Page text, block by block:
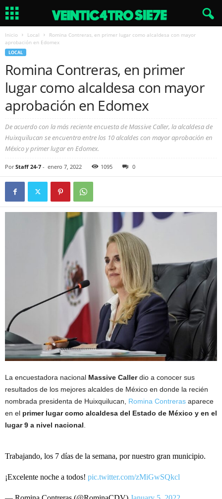
Inicio Local
Romina Contreras, en primer lugar como alcaldesa con mayor
aprobación en Edomex
LOCAL
Romina Contreras, en primer
lugar como alcaldesa con mayor
aprobación en Edomex
De acuerdo con la más reciente encuesta de Massive Caller, la alcaldesa de
Huixquilucan se encuentra entre los 10 alcaldes con mayor aprobación en
México y primer lugar en Edomex.
Por Staff 24-7 - enero 7, 2022 1095 0
La encuestadora nacional Massive Callerdio a conocer sus
resultados de los mejores alcaldes de México en donde la recién
nombrada presidenta de Huixquilucan, Romina Contreras aparece
en el primer lugar como alcaldesa del Estado de México y en el
lugar 9 a nivel nacional
Trabajando, los 7 días de la semana, por nuestro gran municipio.
¡Excelente noche a todos! pic.twitter.com/zMiGwSQkcl